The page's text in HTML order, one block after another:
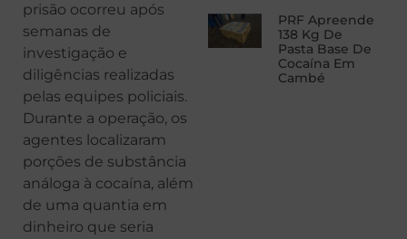
prisão ocorreu após
semanas de
investigação e
diligências realizadas
pelas equipes policiais.
Durante a operação, os
agentes localizaram
porções de substância
análoga à cocaína, além
de uma quantia em
dinheiro que seria
PRF Apreende
138 Kg De
Pasta Base De
Cocaína Em
Cambé